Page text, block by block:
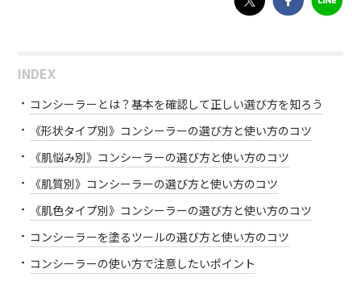
INDEX
コンシーラーとは？基本を確認して正しい選び方を知ろう
《形状タイプ別》コンシーラーの選び方と使い方のコツ
《肌悩み別》コンシーラーの選び方と使い方のコツ
《肌質別》コンシーラーの選び方と使い方のコツ
《肌色タイプ別》コンシーラーの選び方と使い方のコツ
コンシーラーを塗るツールの選び方と使い方のコツ
コンシーラーの使い方で注意したいポイント